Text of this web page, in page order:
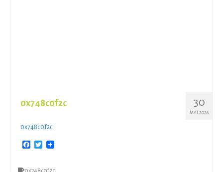
30
MAI 2026
0x748c0f2c
0x748c0f2c
Facebook
Twitter